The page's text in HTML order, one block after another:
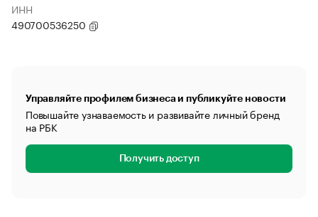
ИНН
490700536250
Управляйте профилем бизнеса и публикуйте новости
Повышайте узнаваемость и развивайте личный бренд
на РБК
Получить доступ